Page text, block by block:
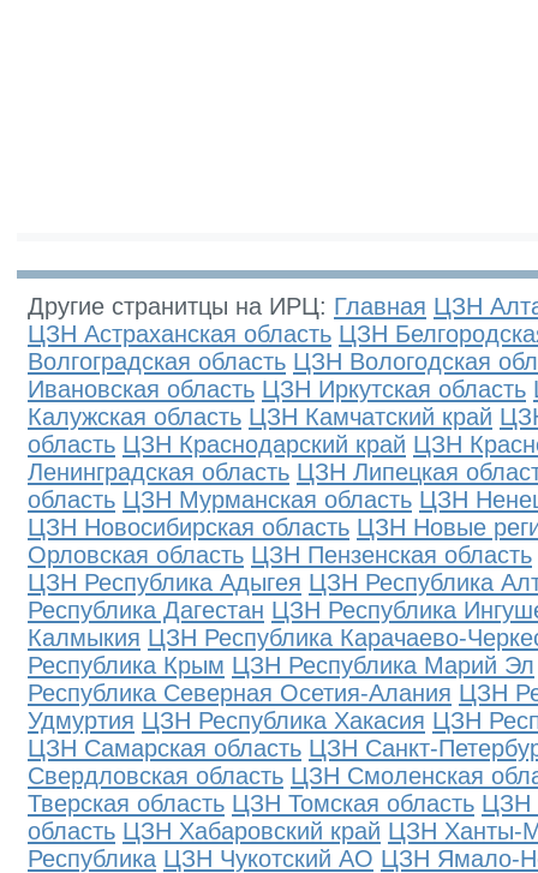
Другие странитцы на ИРЦ: Главная ЦЗН
ЦЗН Астраханская область ЦЗН
Волгоградская область ЦЗН Вологодская
Ивановская область ЦЗН Иркутская область
Калужская область ЦЗН Камчатский край
область ЦЗН Краснодарский край ЦЗН
Ленинградская область ЦЗН Липецкая
область ЦЗН Мурманская область ЦЗН
ЦЗН Новосибирская область ЦЗН Новые
Орловская область ЦЗН Пензенская область
ЦЗН Республика Адыгея ЦЗН Республика
Республика Дагестан ЦЗН Республика
Калмыкия ЦЗН Республика Карачаево-
Республика Крым ЦЗН Республика Марий Эл
Республика Северная Осетия-Алания ЦЗН
Удмуртия ЦЗН Республика Хакасия ЦЗН
ЦЗН Самарская область ЦЗН Санкт-
Свердловская область ЦЗН Смоленская
Тверская область ЦЗН Томская область ЦЗН
область ЦЗН Хабаровский край ЦЗН Ханты-
Республика ЦЗН Чукотский АО ЦЗН Ямало-